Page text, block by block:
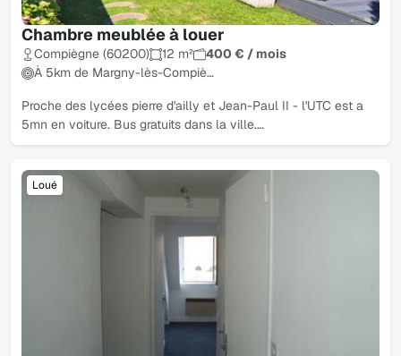
Chambre meublée à louer
Compiègne (60200) 12 m²
400 € / mois
À 5km de Margny-lès-Compiè…
Proche des lycées pierre d'ailly et Jean-Paul II - l'UTC est a
5mn en voiture. Bus gratuits dans la ville.…
Loué